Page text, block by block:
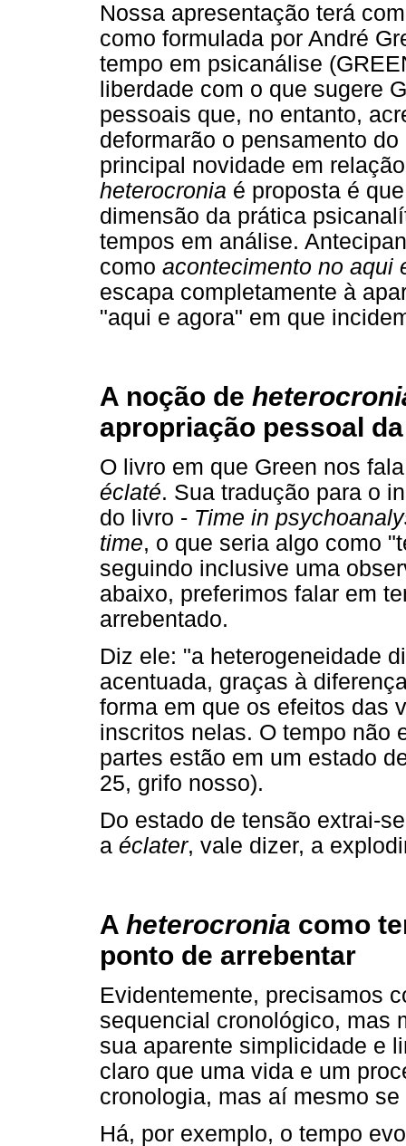
Nossa apresentação terá
como formulada por André
tempo em psicanálise
liberdade com o que sugere
pessoais que, no entanto,
deformarão o pensamento
principal novidade em
heterocronia é proposta é
dimensão da prática
tempos em análise.
como acontecimento no aqui
escapa completamente à
"aqui e agora" em que
A noção de
apropriação pessoal
O livro em que Green nos
éclaté. Sua tradução para o
do livro - Time in
time, o que seria algo como
seguindo inclusive uma
abaixo, preferimos falar em
arrebentado.
Diz ele: "a heterogeneidade
acentuada, graças à
forma em que os efeitos das
inscritos nelas. O tempo não
partes estão em um estado
25, grifo nosso).
Do estado de tensão extrai-
a éclater, vale dizer, a
A heterocronia como
ponto de arrebentar
Evidentemente, precisamos
sequencial cronológico, mas
sua aparente simplicidade e
claro que uma vida e um
cronologia, mas aí mesmo
Há, por exemplo, o tempo